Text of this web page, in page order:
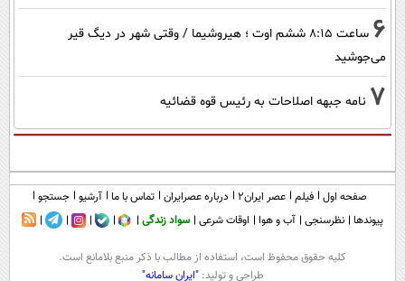
6
ساعت ۸:۱۵ ششم اوت ؛ هیروشیما / وقتی شهر در دیگ قیر
می‌جوشید
7 نامه جبهه اصلاحات به رئیس قوه قضائیه
صفحه اول فیلم عصر ایران۲ درباره عصرایران تماس با ما آرشیو جستجو
پیوندها نظرسنجی آب و هوا اوقات شرعی سواد زندگی
كليه حقوق محفوظ است، استفاده از مطالب با ذكر منبع بلامانع است.
طراحی و تولید:"ایران سامانه"